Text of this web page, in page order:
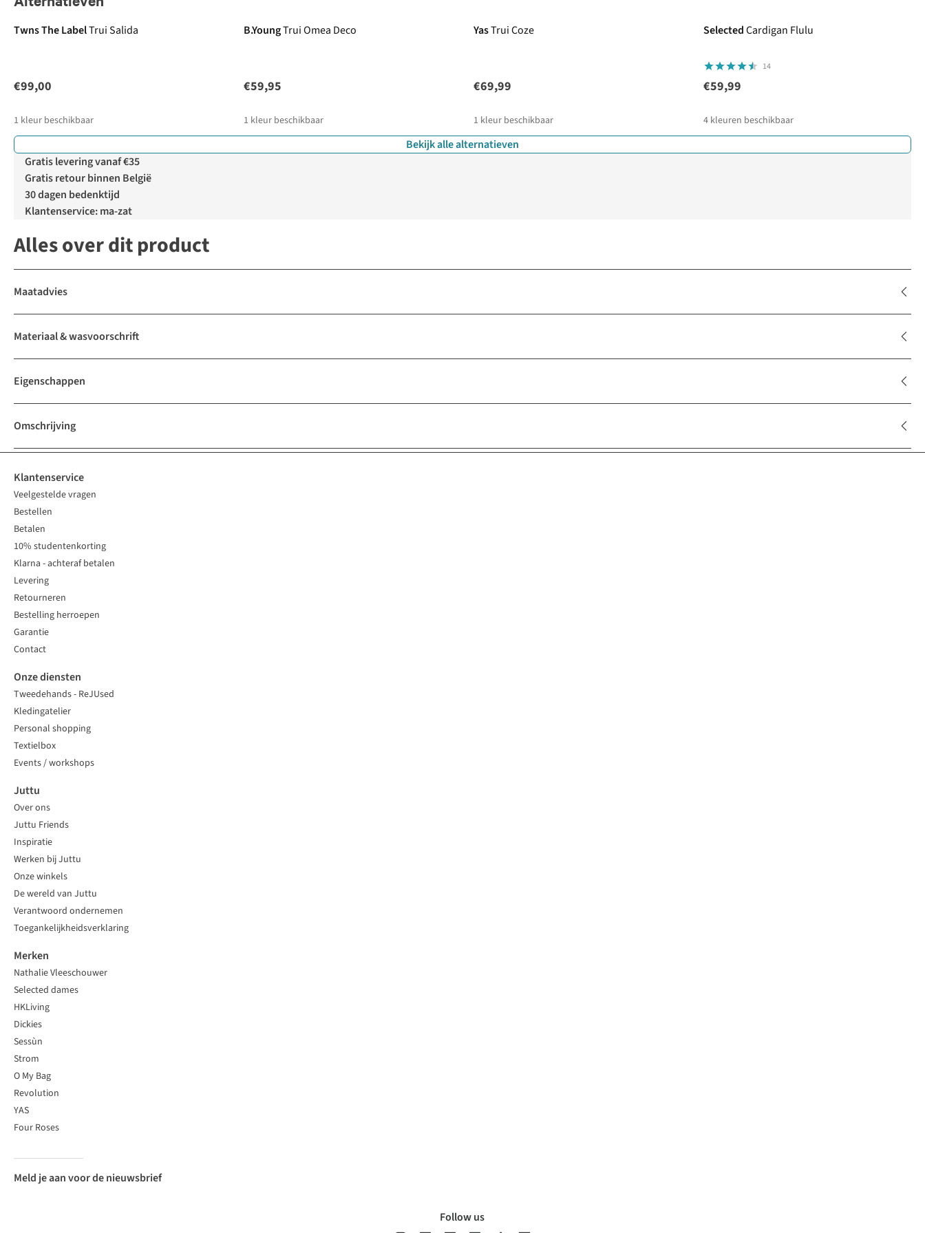
Twns The LabelTrui Salida
€99,00
1 kleur beschikbaar
B.YoungTrui Omea Deco
€59,95
1 kleur beschikbaar
YasTrui Coze
€69,99
1 kleur beschikbaar
SelectedCardigan Flulu
14
€59,99
4 kleuren beschikbaar
Bekijk alle alternatieven
Gratis levering vanaf €35
Gratis retour binnen België
30 dagen bedenktijd
Klantenservice: ma-zat
Alles over dit product
Maatadvies
Materiaal & wasvoorschrift
Eigenschappen
Omschrijving
Klantenservice
Veelgestelde vragen
Bestellen
Betalen
10% studentenkorting
Klarna - achteraf betalen
Levering
Retourneren
Bestelling herroepen
Garantie
Contact
Onze diensten
Tweedehands - ReJUsed
Kledingatelier
Personal shopping
Textielbox
Events / workshops
Juttu
Over ons
Juttu Friends
Inspiratie
Werken bij Juttu
Onze winkels
De wereld van Juttu
Verantwoord ondernemen
Toegankelijkheidsverklaring
Merken
Nathalie Vleeschouwer
Selected dames
HKLiving
Dickies
Sessùn
Strom
O My Bag
Revolution
YAS
Four Roses
Meld je aan voor de nieuwsbrief
Follow us